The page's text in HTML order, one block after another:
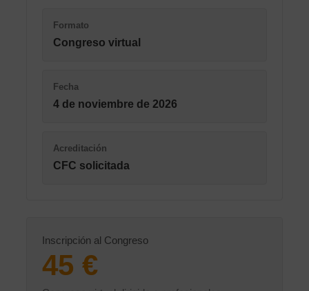
Formato
Congreso virtual
Fecha
4 de noviembre de 2026
Acreditación
CFC solicitada
Inscripción al Congreso
45 €